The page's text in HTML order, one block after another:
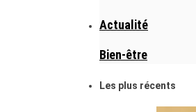
Actualité
Bien-être
Les plus récents